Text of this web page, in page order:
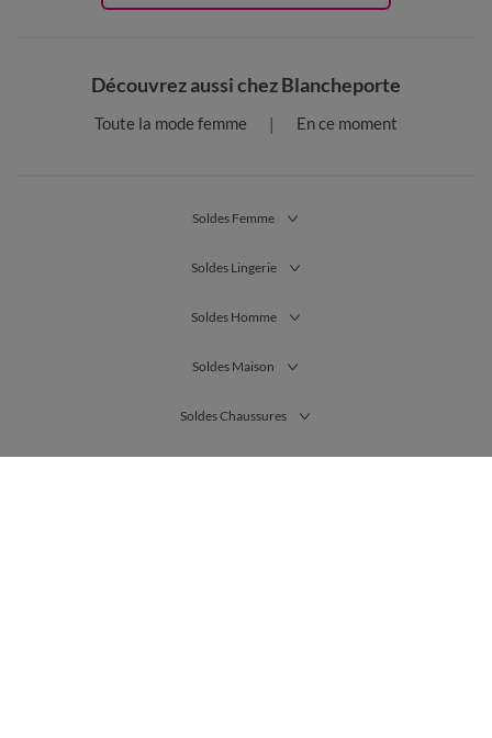
Découvrez aussi chez Blancheporte
Toute la mode femme En ce moment
Soldes Femme
Soldes Lingerie
Soldes Homme
Soldes Maison
Soldes Chaussures